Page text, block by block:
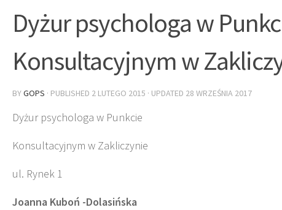
Dyżur psychologa w
Konsultacyjnym w
BYGOPS · PUBLISHED 2 LUTEGO 2015 · UPDATED 28 WRZEŚNIA 2017
Dyżur psychologa w Punkcie
Konsultacyjnym w Zakliczynie
ul. Rynek 1
Joanna Kuboń -Dolasińska